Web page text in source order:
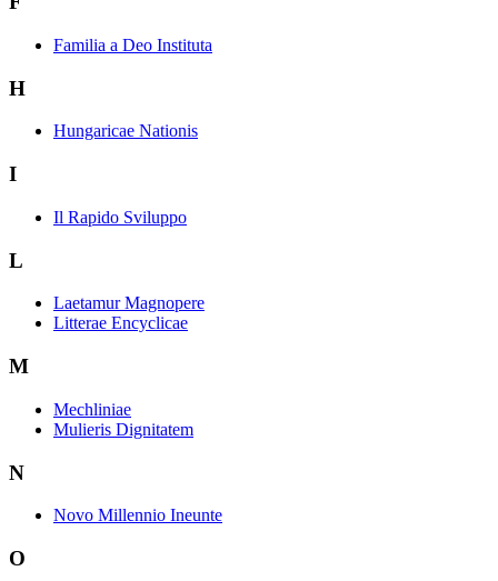
Familia a Deo Instituta
H
Hungaricae Nationis
I
Il Rapido Sviluppo
L
Laetamur Magnopere
Litterae Encyclicae
M
Mechliniae
Mulieris Dignitatem
N
Novo Millennio Ineunte
O